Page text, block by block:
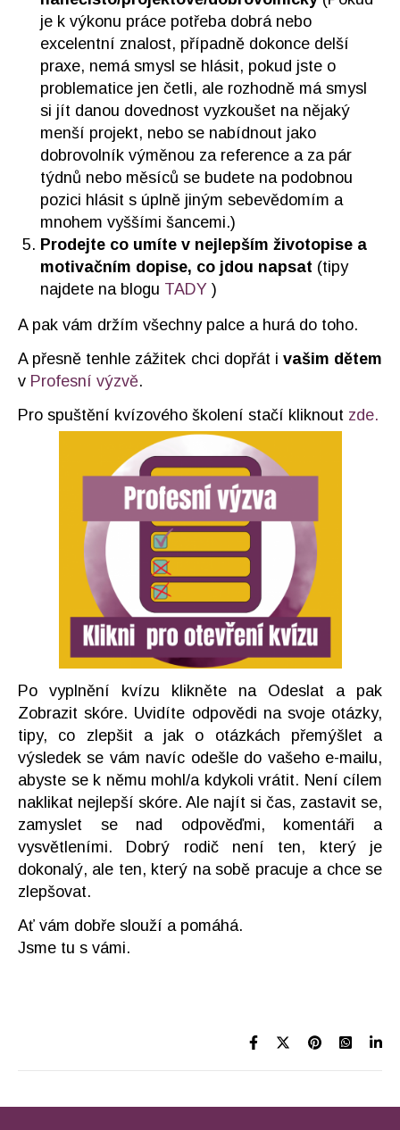
je k výkonu práce potřeba dobrá nebo
excelentní znalost, případně dokonce delší
praxe, nemá smysl se hlásit, pokud jste o
problematice jen četli, ale rozhodně má smysl
si jít danou dovednost vyzkoušet na nějaký
menší projekt, nebo se nabídnout jako
dobrovolník výměnou za reference a za pár
týdnů nebo měsíců se budete na podobnou
pozici hlásit s úplně jiným sebevědomím a
mnohem vyššími šancemi.)
Prodejte co umíte v nejlepším životopise a
motivačním dopise, co jdou napsat (tipy
najdete na blogu TADY )
A pak vám držím všechny palce a hurá do toho.
A přesně tenhle zážitek chci dopřát i vašim dětem
v Profesní výzvě.
Pro spuštění kvízového školení stačí kliknout zde.
Po vyplnění kvízu klikněte na Odeslat a pak
Zobrazit skóre. Uvidíte odpovědi na svoje otázky,
tipy, co zlepšit a jak o otázkách přemýšlet a
výsledek se vám navíc odešle do vašeho e-mailu,
abyste se k němu mohl/a kdykoli vrátit. Není cílem
naklikat nejlepší skóre. Ale najít si čas, zastavit se,
zamyslet se nad odpověďmi, komentáři a
vysvětleními. Dobrý rodič není ten, který je
dokonalý, ale ten, který na sobě pracuje a chce se
zlepšovat.
Ať vám dobře slouží a pomáhá.
Jsme tu s vámi.